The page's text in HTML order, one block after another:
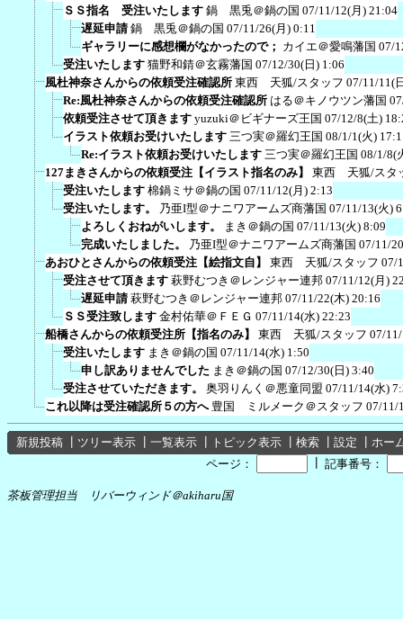
ＳＳ指名 受注いたします 鍋 黒兎＠鍋の国 07/11/12(月) 21:04
遅延申請 鍋 黒兎＠鍋の国 07/11/26(月) 0:11
ギャラリーに感想欄がなかったので； カイエ＠愛鳴藩国 07/
受注いたします 猫野和錆＠玄霧藩国 07/12/30(日) 1:06
風杜神奈さんからの依頼受注確認所 東西 天狐/スタッフ 07/11/11(
Re:風杜神奈さんからの依頼受注確認所 はる＠キノウツン藩国
依頼受注させて頂きます yuzuki＠ビギナーズ王国 07/12/8(土)
イラスト依頼お受けいたします 三つ実＠羅幻王国 08/1/1(火)
Re:イラスト依頼お受けいたします 三つ実＠羅幻王国 08/1/8(
127まきさんからの依頼受注【イラスト指名のみ】
東西 天狐/スタ
受注いたします 棉鍋ミサ＠鍋の国 07/11/12(月) 2:13
受注いたします。
乃亜I型＠ナニワアームズ商藩国 07/11/13(火)
よろしくおねがいします。
まき＠鍋の国 07/11/13(火) 8:09
完成いたしました。
乃亜I型＠ナニワアームズ商藩国 07/11/
あおひとさんからの依頼受注【絵指文自】
東西 天狐/スタッフ 07/
受注させて頂きます 萩野むつき＠レンジャー連邦 07/11/12(月)
遅延申請 萩野むつき＠レンジャー連邦 07/11/22(木) 20:16
ＳＳ受注致します 金村佑華＠ＦＥＧ 07/11/14(水) 22:23
船橋さんからの依頼受注所【指名のみ】
東西 天狐/スタッフ 07/
受注いたします まき＠鍋の国 07/11/14(水) 1:50
申し訳ありませんでした まき＠鍋の国 07/12/30(日) 3:40
受注させていただきます。
奥羽りんく＠悪童同盟 07/11/14(水)
これ以降は受注確認所５の方へ 豊国 ミルメーク＠スタッフ 07/11/
新規投稿 ツリー表示 一覧表示 トピック表示 検索 設定
ホー
ページ：
記事番号：
茶板管理担当 リバーウィンド＠akiharu国